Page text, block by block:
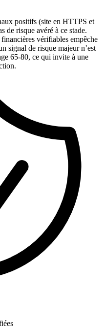
positifs (site en HTTPS et
de risque avéré à ce stade.
vérifiables empêche
signal de risque majeur n’est
65-80, ce qui invite à une